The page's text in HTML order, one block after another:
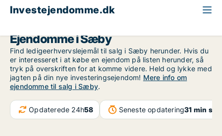
Investejendomme.dk
Ejendomme i Sæby
Find ledigeerhvervslejemål til salg i Sæby herunder. Hvis du
er interesseret i at købe en ejendom på listen herunder, så
tryk på overskriften for at komme videre. Held og lykke med
jagten på din nye investeringsejendom! Mere info om
ejendomme til salg i Sæby.
Opdaterede 24h58 Seneste opdatering31 min